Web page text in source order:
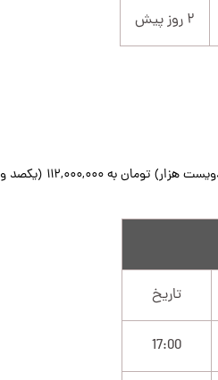
۲ روز پیش
سکه امامی امروز با کاهش ۱.۰۷ درصدی، از ۱۱۳,۲۰۰,۰۰۰ (یکصد و سیزده میلیون و دویست هزار) تومان به ۱۱۲,۰۰۰,۰۰۰ (یکصد و
تاریخ
17:00